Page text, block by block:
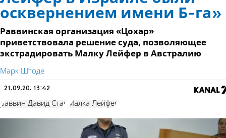
осквернением имени Б-га»
Раввинская организация «Цохар»
приветствовала решение суда, позволяющее
экстрадировать Малку Лейфер в Австралию
Марк Штоде
21.09.20, 13:42
раввин Давид Став Малка Лейфер